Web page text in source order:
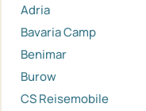
Adria
Bavaria Camp
Benimar
Burow
CS Reisemobile